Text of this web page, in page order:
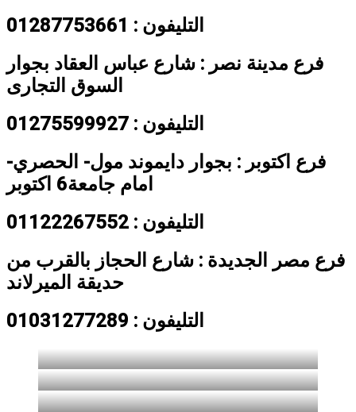
التليفون : 01287753661
فرع مدينة نصر : شارع عباس العقاد بجوار
السوق التجارى
التليفون : 01275599927
فرع اكتوبر : بجوار دايموند مول- الحصري-
امام جامعة6 اكتوبر
التليفون : 01122267552
فرع مصر الجديدة : شارع الحجاز بالقرب من
حديقة الميرلاند
التليفون : 01031277289